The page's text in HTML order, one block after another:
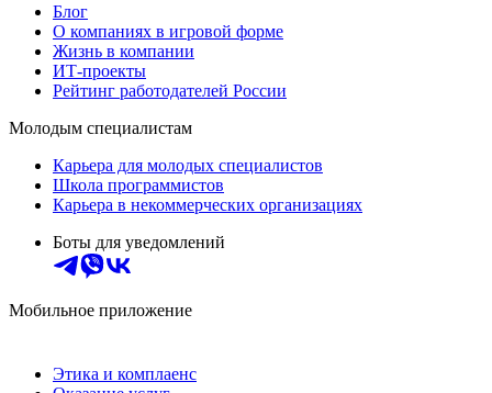
Блог
О компаниях в игровой форме
Жизнь в компании
ИТ-проекты
Рейтинг работодателей России
Молодым специалистам
Карьера для молодых специалистов
Школа программистов
Карьера в некоммерческих организациях
Боты для уведомлений
Мобильное приложение
Этика и комплаенс